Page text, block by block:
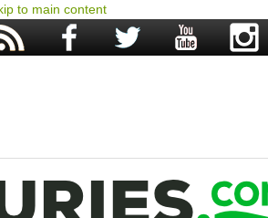
to main content